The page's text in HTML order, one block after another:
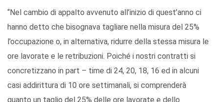
“Nel cambio di appalto avvenuto all’inizio di quest’anno ci
hanno detto che bisognava tagliare nella misura del 25%
l’occupazione o, in alternativa, ridurre della stessa misura le
ore lavorate e le retribuzioni. Poiché i nostri contratti si
concretizzano in part – time di 24, 20, 18, 16 ed in alcuni
casi addirittura di 10 ore settimanali, si comprenderà
quanto un taglio del 25% delle ore lavorate e dello